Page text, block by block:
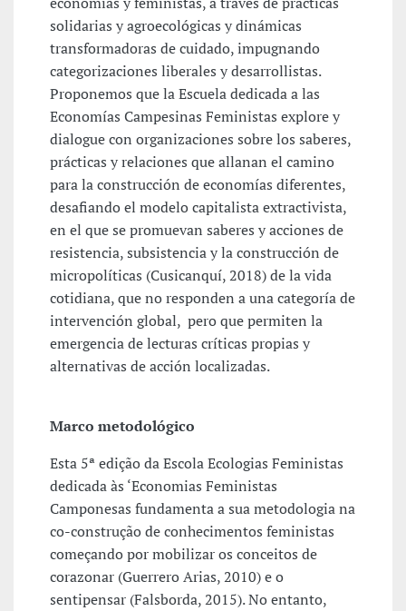
solidarias y agroecológicas y dinámicas
transformadoras de cuidado, impugnando
categorizaciones liberales y desarrollistas.
Proponemos que la Escuela dedicada a las
Economías Campesinas Feministas explore y
dialogue con organizaciones sobre los saberes,
prácticas y relaciones que allanan el camino
para la construcción de economías diferentes,
desafiando el modelo capitalista extractivista,
en el que se promuevan saberes y acciones de
resistencia, subsistencia y la construcción de
micropolíticas (Cusicanquí, 2018) de la vida
cotidiana, que no responden a una categoría de
intervención global, pero que permiten la
emergencia de lecturas críticas propias y
alternativas de acción localizadas.
Marco metodológico
Esta 5ª edição da Escola Ecologias Feministas
dedicada às ‘Economias Feministas
Camponesas fundamenta a sua metodologia na
co-construção de conhecimentos feministas
começando por mobilizar os conceitos de
corazonar (Guerrero Arias, 2010) e o
sentipensar (Falsborda, 2015). No entanto,